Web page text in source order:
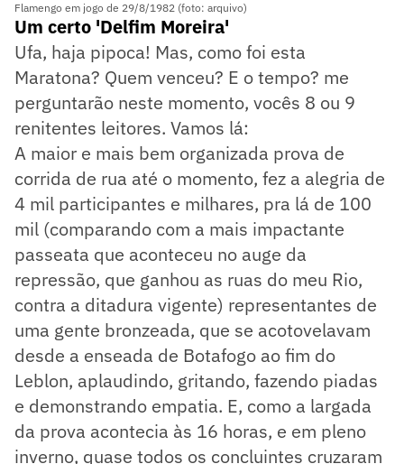
Flamengo em jogo de 29/8/1982 (foto: arquivo)
Um certo 'Delfim Moreira'
Ufa, haja pipoca! Mas, como foi esta
Maratona? Quem venceu? E o tempo? me
perguntarão neste momento, vocês 8 ou 9
renitentes leitores. Vamos lá:
A maior e mais bem organizada prova de
corrida de rua até o momento, fez a alegria de
4 mil participantes e milhares, pra lá de 100
mil (comparando com a mais impactante
passeata que aconteceu no auge da
repressão, que ganhou as ruas do meu Rio,
contra a ditadura vigente) representantes de
uma gente bronzeada, que se acotovelavam
desde a enseada de Botafogo ao fim do
Leblon, aplaudindo, gritando, fazendo piadas
e demonstrando empatia. E, como a largada
da prova acontecia às 16 horas, e em pleno
inverno, quase todos os concluintes cruzaram